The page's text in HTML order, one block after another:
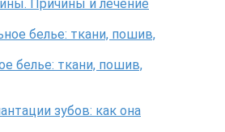
Причины и лечение
белье: ткани, пошив,